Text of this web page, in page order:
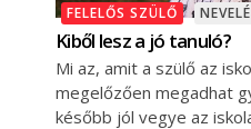
FELELŐS SZÜLŐ
Kiből lesz a jó tanuló?
Mi az, amit a szülő az
megelőzően megadhat
később jól vegye az